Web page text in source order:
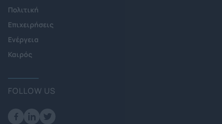
Πολιτική
Επιχειρήσεις
Ενέργεια
Καιρός
FOLLOW US